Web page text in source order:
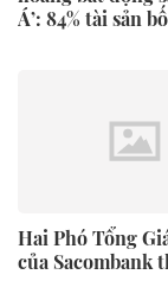
Á’: 84% tài sản
Hai Phó Tổng
của Sacombank